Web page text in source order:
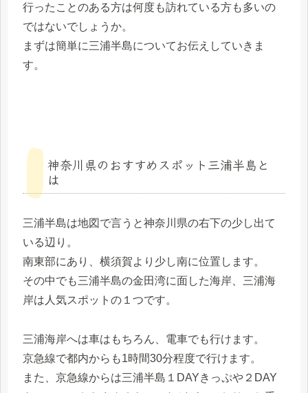
行ったことのある方は何度も訪れている方も多いの
ではないでしょうか。
まずは簡単に三浦半島についてお伝えしていきま
す。
神奈川県のおすすめスポット三浦半島と
は
三浦半島は地図で言うと神奈川県の右下の少し出て
いる辺り。
南東部にあり、横須賀より少し南に位置します。
その中でも三浦半島の金田湾に面した海岸、三浦海
岸は人気スポットの１つです。
三浦海岸へは車はもちろん、電車でも行けます。
京急線で都内からも1時間30分程度で行けます。
また、京急線からは三浦半島１DAYきっぷや２DAY